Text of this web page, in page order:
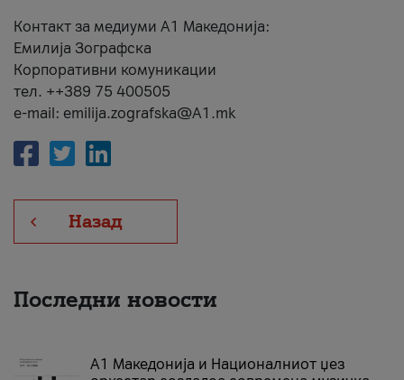
Контакт за медиуми А1 Македонија:
Емилија Зографска
Корпоративни комуникации
тел. ++389 75 400505
e-mail: emilija.zografska@A1.mk
Назад
Последни новости
А1 Македонија и Националниот џез